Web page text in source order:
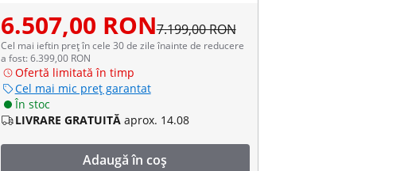
6.507,00 RON7.199,00 RON
Cel mai ieftin preț în cele 30 de zile înainte de reducere
a fost: 6.399,00 RON
Ofertă limitată în timp
Cel mai mic preț garantat
În stoc
LIVRARE GRATUITĂ aprox. 14.08
Adaugă în coș